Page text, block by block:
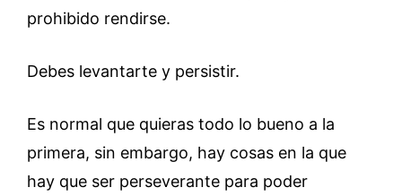
prohibido rendirse.
Debes levantarte y persistir.
Es normal que quieras todo lo bueno a la
primera, sin embargo, hay cosas en la que
hay que ser perseverante para poder